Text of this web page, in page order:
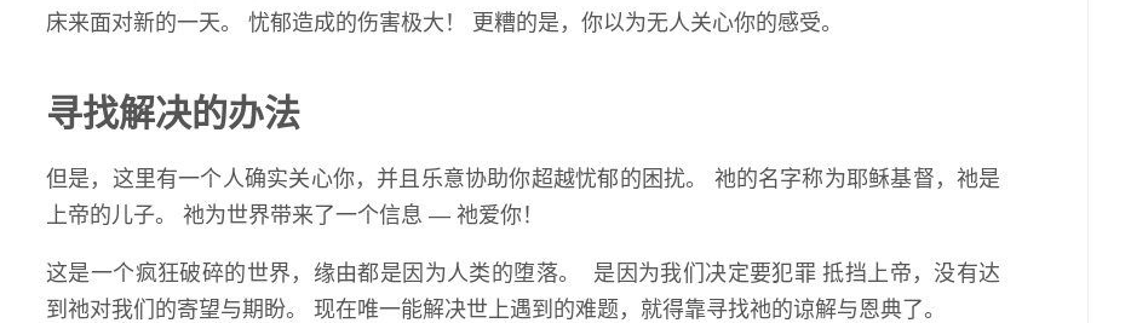
床来面对新的一天。 忧郁造成的伤害极大！ 更糟的是，你以为无人关心你的感受。
寻找解决的办法
但是，这里有一个人确实关心你，并且乐意协助你超越忧郁的困扰。 祂的名字称为耶稣基督，祂是
上帝的儿子。 祂为世界带来了一个信息 — 祂爱你！
这是一个疯狂破碎的世界，缘由都是因为人类的堕落。 是因为我们决定要犯罪 抵挡上帝，没有达
到祂对我们的寄望与期盼。 现在唯一能解决世上遇到的难题，就得靠寻找祂的谅解与恩典了。